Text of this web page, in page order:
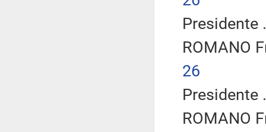
Presidente
ROMANO
26
Presidente
ROMANO